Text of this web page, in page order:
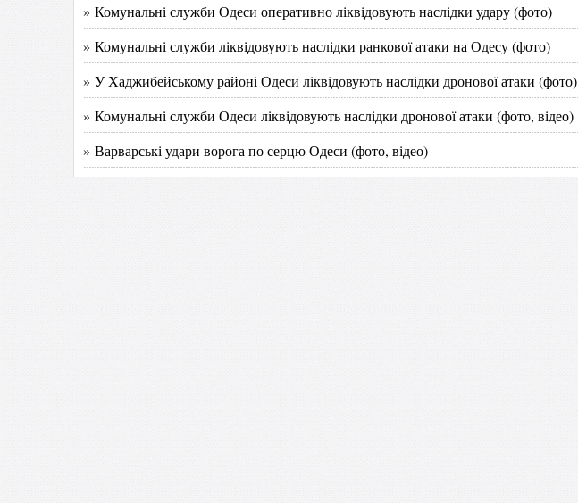
» Комунальні служби Одеси оперативно ліквідовують наслідки удару (фото)
» Комунальні служби ліквідовують наслідки ранкової атаки на Одесу (фото)
» У Хаджибейському районі Одеси ліквідовують наслідки дронової атаки (фото)
» Комунальні служби Одеси ліквідовують наслідки дронової атаки (фото, відео)
» Варварські удари ворога по серцю Одеси (фото, відео)